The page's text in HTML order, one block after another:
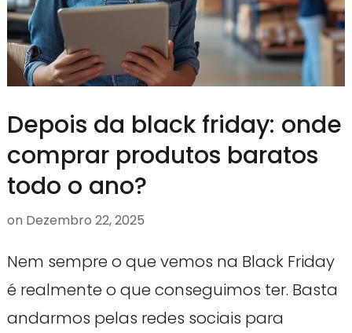
Depois da black friday: onde
comprar produtos baratos
todo o ano?
on Dezembro 22, 2025
Nem sempre o que vemos na Black Friday
é realmente o que conseguimos ter. Basta
andarmos pelas redes sociais para